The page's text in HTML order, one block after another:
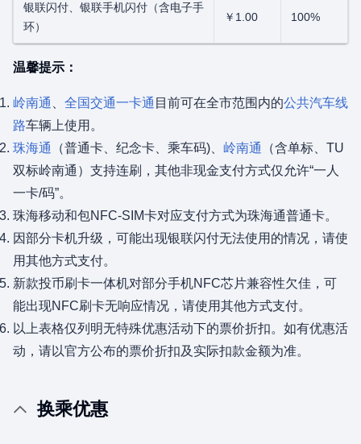
银联闪付、银联手机闪付（含电子手
环）
￥1.00 100%
温馨提示：
岭南通 全国交通一卡通 目前可在全市范围内的公共汽车线
路车辆上使用。
珠海通
（普通卡、纪念卡、乘车码)、 岭南通
（含单标、TU
双标岭南通）支持连刷，其他非现金支付方式仅允许“一人
一卡/码”。
珠海移动和包NFC-SIM卡对应支付方式为珠海通普通卡。
因部分卡机升级，可能出现银联闪付无法使用的情况，请使
用其他方式支付。
新款投币刷卡一体机对部分手机NFC芯片兼容性欠佳，可
能出现NFC刷卡无响应情况，请使用其他方式支付。
以上表格仅列明无特殊优惠活动下的票价折扣。如有优惠活
动，请以官方公布的票价折扣及实际扣款金额为准。
换乘优惠